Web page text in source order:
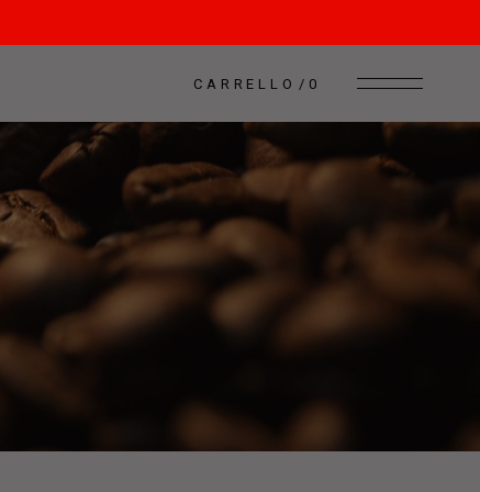
CARRELLO 0